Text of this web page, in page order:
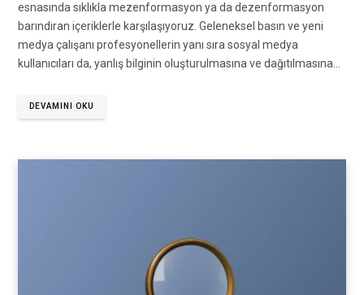
esnasında sıklıkla mezenformasyon ya da dezenformasyon
barındıran içeriklerle karşılaşıyoruz. Geleneksel basın ve yeni
medya çalışanı profesyonellerin yanı sıra sosyal medya
kullanıcıları da, yanlış bilginin oluşturulmasına ve dağıtılmasına…
DEVAMINI OKU